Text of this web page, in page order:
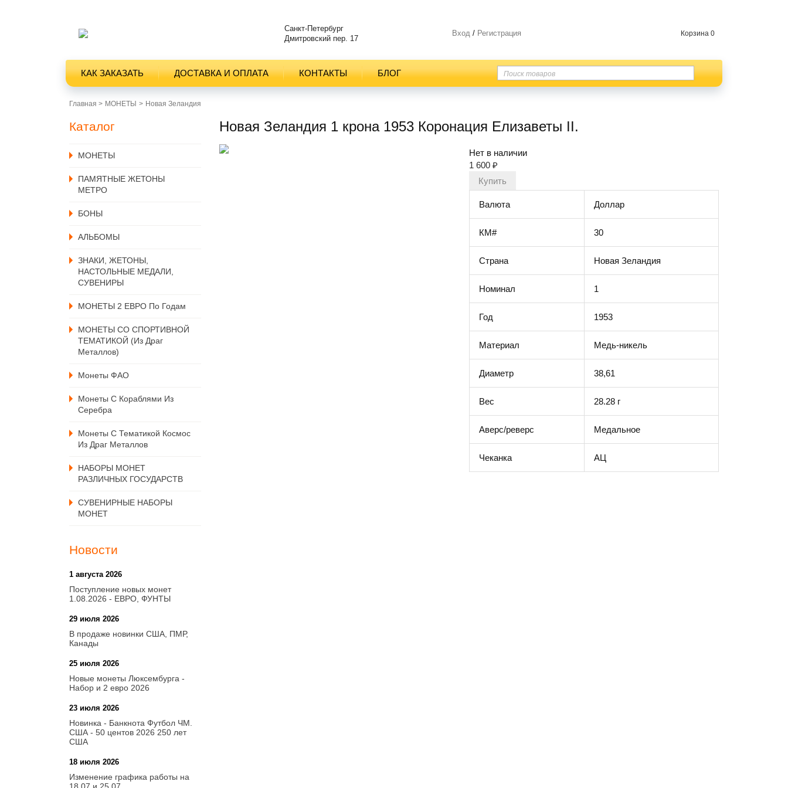
Санкт-Петербург
Дмитровский пер. 17
Вход/Регистрация Корзина 0
КАК ЗАКАЗАТЬ ДОСТАВКА И ОПЛАТА КОНТАКТЫ БЛОГ
Главная > MОНЕТЫ Новая Зеландия
Каталог
MОНЕТЫ
ПАМЯТНЫЕ ЖЕТОНЫ
МЕТРО
БОНЫ
АЛЬБОМЫ
ЗНАКИ, ЖЕТОНЫ,
НАСТОЛЬНЫЕ МЕДАЛИ,
СУВЕНИРЫ
МОНЕТЫ 2 ЕВРО По Годам
МОНЕТЫ СО СПОРТИВНОЙ
ТЕМАТИКОЙ (из Драг
Металлов)
Монеты ФАО
Монеты С Кораблями Из
Серебра
Монеты С Тематикой Космос
Из Драг Металлов
НАБОРЫ МОНЕТ
РАЗЛИЧНЫХ ГОСУДАРСТВ
СУВЕНИРНЫЕ НАБОРЫ
МОНЕТ
Новости
1 августа 2026
Поступление новых монет
1.08.2026 - ЕВРО, ФУНТЫ
29 июля 2026
В продаже новинки США, ПМР,
Канады
25 июля 2026
Новые монеты Люксембурга -
Набор и 2 евро 2026
23 июля 2026
Новинка - Банкнота Футбол ЧМ.
США - 50 центов 2026 250 лет
США
18 июля 2026
Изменение графика работы на
Новая Зеландия 1 крона 1953 Коронация Елизаветы II.
Нет в наличии
1 600 ₽
Валюта Доллар
КМ# 30
Страна Новая Зеландия
Номинал 1
Год 1953
Материал Медь-никель
Диаметр 38,61
Вес 28.28 г
Аверс/реверс Медальное
Чеканка АЦ